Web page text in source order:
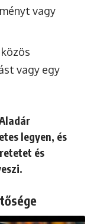
vagy
vagy egy
legyen, és
és